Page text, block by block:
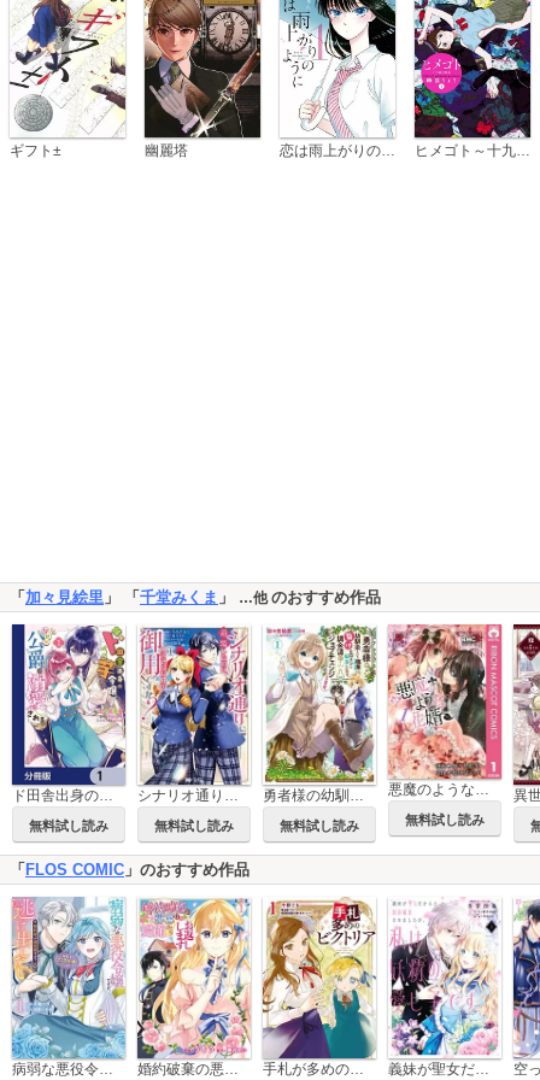
ギフト± 幽麗塔 ヒメゴト～十九歳の制服～
「加々見絵里 」 「千堂みくま 」 …他のおすすめ作品
ド田舎出身の芋令嬢、なぜか公爵に溺愛される【分冊版】
無料試し読み
シナリオ通りに退場したのに、いまさらなんの御用ですか？（コミック）
無料試し読み
勇者様の幼馴染という職業の負けヒロインに転生したので、調合師にジョブチェンジします。
無料試し読み
悪魔のような花婿
無料試し読み
「 FLOS COMIC 」のおすすめ作品
病弱な悪役令嬢ですが、婚約者が過保護すぎて逃げ出したい(私たち犬猿の仲でしたよね!?) 婚約破棄の悪意は娼館からお返しします 手札が多めのビクトリア 義妹が聖女だからと婚約破棄されましたが、私は妖精の愛し子です